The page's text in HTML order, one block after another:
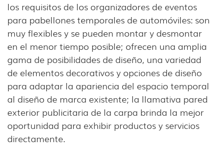
los requisitos de los organizadores de eventos
para pabellones temporales de automóviles: son
muy flexibles y se pueden montar y desmontar
en el menor tiempo posible; ofrecen una amplia
gama de posibilidades de diseño, una variedad
de elementos decorativos y opciones de diseño
para adaptar la apariencia del espacio temporal
al diseño de marca existente; la llamativa pared
exterior publicitaria de la carpa brinda la mejor
oportunidad para exhibir productos y servicios
directamente.